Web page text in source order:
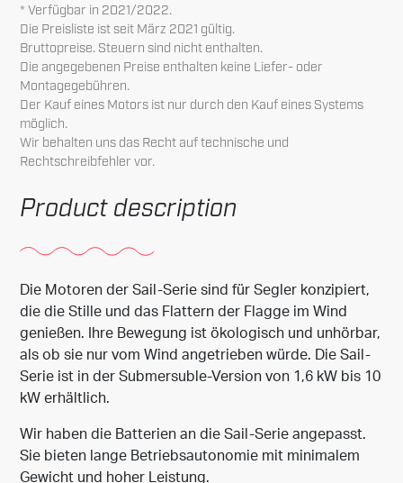
* Verfügbar in 2021/2022.
Die Preisliste ist seit März 2021 gültig.
Bruttopreise. Steuern sind nicht enthalten.
Die angegebenen Preise enthalten keine Liefer- oder
Montagegebühren.
Der Kauf eines Motors ist nur durch den Kauf eines Systems
möglich.
Wir behalten uns das Recht auf technische und
Rechtschreibfehler vor.
Product description
Die Motoren der Sail-Serie sind für Segler konzipiert,
die die Stille und das Flattern der Flagge im Wind
genießen. Ihre Bewegung ist ökologisch und unhörbar,
als ob sie nur vom Wind angetrieben würde. Die Sail-
Serie ist in der Submersuble-Version von 1,6 kW bis 10
kW erhältlich.
Wir haben die Batterien an die Sail-Serie angepasst.
Sie bieten lange Betriebsautonomie mit minimalem
Gewicht und hoher Leistung.